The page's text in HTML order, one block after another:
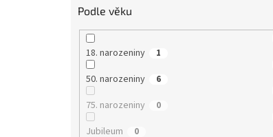
Podle věku
18. narozeniny 1
50. narozeniny 6
75. narozeniny 0
Jubileum 0